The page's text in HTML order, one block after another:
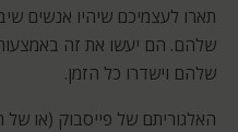
תארו לעצמיכם שיהיו אנשים
שלהם. הם יעשו את זה
שלהם וישדרו כל הזמן.
האלגוריתם של פייסבוק (או